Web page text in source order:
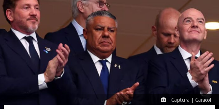
Captura | Caracol